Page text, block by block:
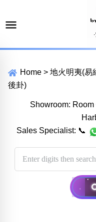
Home > 地火明夷(易
後卦)
Showroom: Room
Sales Specialist: 📞